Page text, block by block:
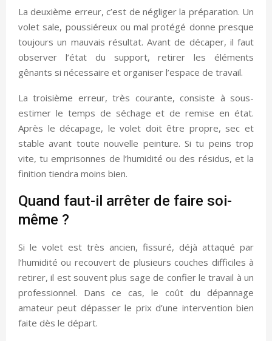
La deuxième erreur, c’est de négliger la préparation. Un
volet sale, poussiéreux ou mal protégé donne presque
toujours un mauvais résultat. Avant de décaper, il faut
observer l’état du support, retirer les éléments
gênants si nécessaire et organiser l’espace de travail.
La troisième erreur, très courante, consiste à sous-
estimer le temps de séchage et de remise en état.
Après le décapage, le volet doit être propre, sec et
stable avant toute nouvelle peinture. Si tu peins trop
vite, tu emprisonnes de l’humidité ou des résidus, et la
finition tiendra moins bien.
Quand faut-il arrêter de faire soi-
même ?
Si le volet est très ancien, fissuré, déjà attaqué par
l’humidité ou recouvert de plusieurs couches difficiles à
retirer, il est souvent plus sage de confier le travail à un
professionnel. Dans ce cas, le coût du dépannage
amateur peut dépasser le prix d’une intervention bien
faite dès le départ.